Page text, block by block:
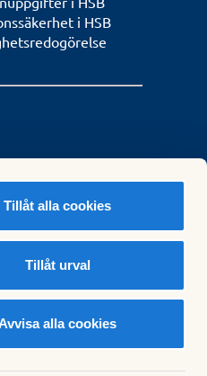
Tillåt alla cookies
Tillåt urval
alla cookies
i HSB